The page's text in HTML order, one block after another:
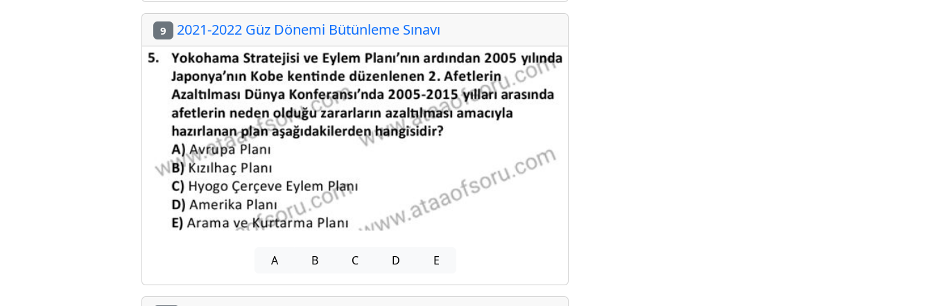
9 2021-2022 Güz Dönemi Bütünleme Sınavı
A B C D E